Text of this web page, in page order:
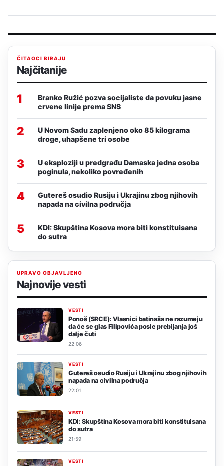
ČITAOCI BIRAJU
Najčitanije
1
Branko Ružić pozva socijaliste da povuku jasne
crvene linije prema SNS
2
U Novom Sadu zaplenjeno oko 85 kilograma
droge, uhapšene tri osobe
3
U eksploziji u predgrađu Damaska jedna osoba
poginula, nekoliko povređenih
4
Gutereš osudio Rusiju i Ukrajinu zbog njihovih
napada na civilna područja
5
KDI: Skupština Kosova mora biti konstituisana
do sutra
UPRAVO OBJAVLJENO
Najnovije vesti
VESTI
Ponoš (SRCE): Vlasnici batinaša ne razumeju
da će se glas Filipovića posle prebijanja još
dalje čuti
22:06
VESTI
Gutereš osudio Rusiju i Ukrajinu zbog njihovih
napada na civilna područja
22:01
VESTI
KDI: Skupština Kosova mora biti konstituisana
do sutra
21:59
VESTI